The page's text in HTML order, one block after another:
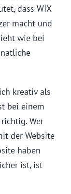
dass WIX
macht und
wie bei
kreativ als
bei einem
Wer
der Website
haben
ist, ist